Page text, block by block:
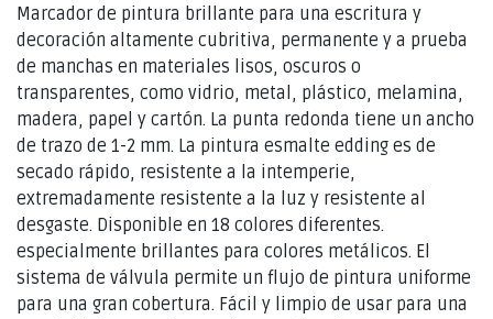
Marcador de pintura brillante para una escritura y
decoración altamente cubritiva, permanente y a prueba
de manchas en materiales lisos, oscuros o
transparentes, como vidrio, metal, plástico, melamina,
madera, papel y cartón. La punta redonda tiene un ancho
de trazo de 1-2 mm. La pintura esmalte edding es de
secado rápido, resistente a la intemperie,
extremadamente resistente a la luz y resistente al
desgaste. Disponible en 18 colores diferentes.
especialmente brillantes para colores metálicos. El
sistema de válvula permite un flujo de pintura uniforme
para una gran cobertura. Fácil y limpio de usar para una